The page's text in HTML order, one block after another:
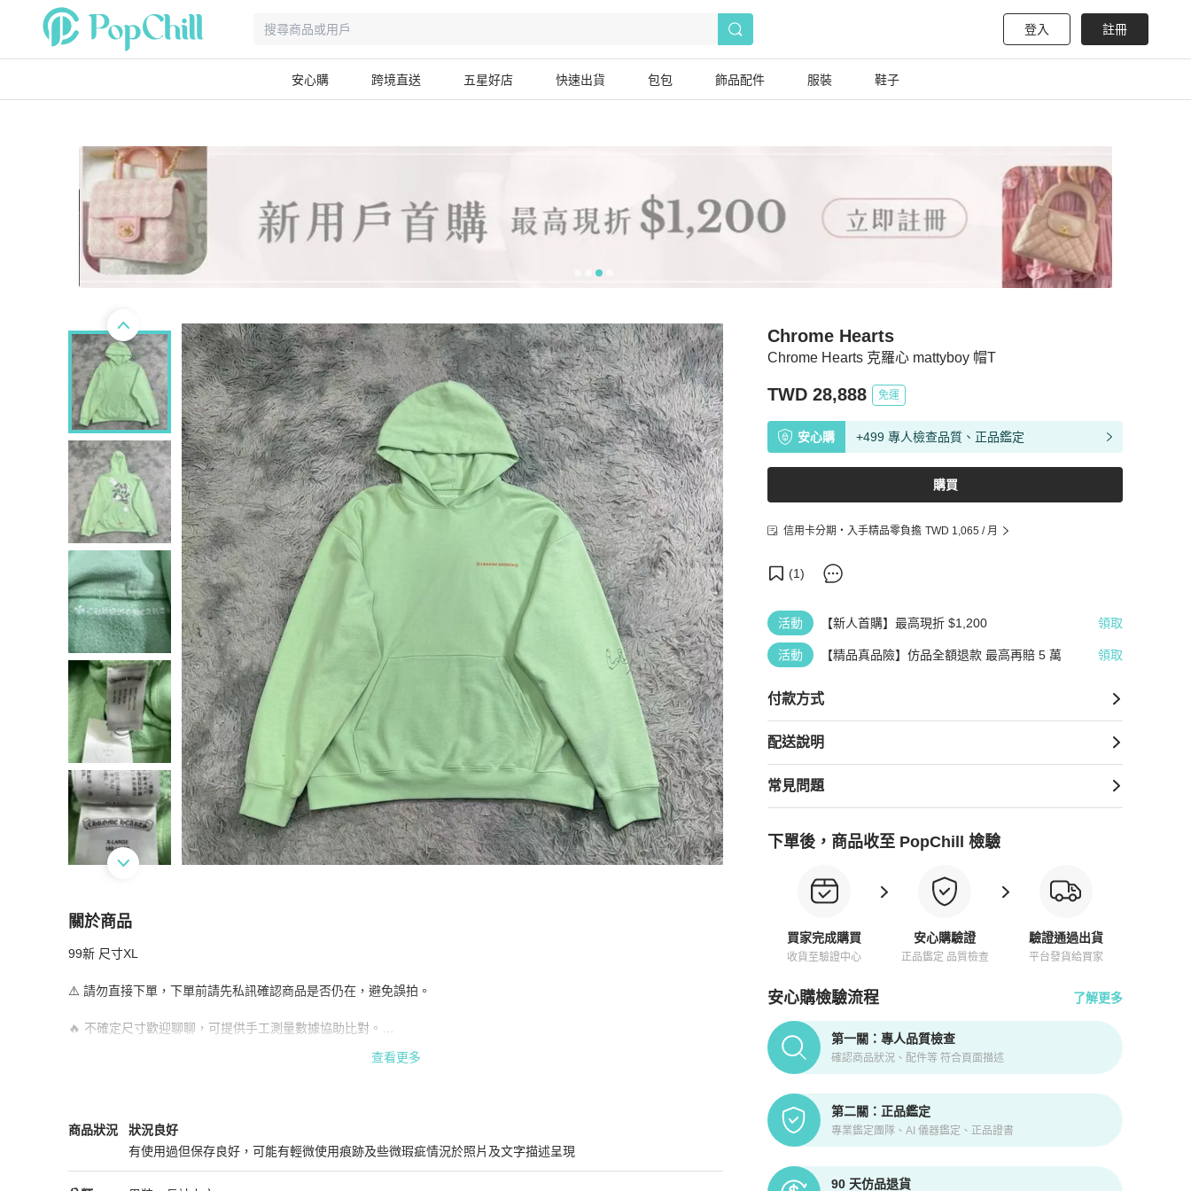
登入 註冊
安心購 跨境直送 五星好店 快速出貨 包包 飾品配件 服裝 鞋子
Chrome Hearts 克羅心 mattyboy 帽T
Chrome Hearts
TWD 28,888 免運
安心購 +499 專人檢查品質、正品鑑定
購買
信用卡分期・入手精品零負擔 TWD 1,065 / 月
(1)
活動 【新人首購】最高現折 $1,200 領取
活動 【精品真品險】仿品全額退款 最高再賠 5 萬 領取
付款方式
配送說明
常見問題
下單後，商品收至 PopChill 檢驗
買家完成購買
收貨至驗證中心
安心購驗證
正品鑑定 品質檢查
驗證通過出貨
平台發貨給買家
安心購檢驗流程 了解更多
PopChill拍拍圈正品驗證、安心購檢驗流程介紹
第一關：專人品質檢查
確認商品狀況、配件等 符合頁面描述
第二關：正品鑑定
專業鑑定團隊、AI 儀器鑑定、正品證書
90 天仿品退貨
關於商品
關於 Chrome Hearts 克羅心 mattyboy 帽T
99新 尺寸XL
⚠️ 請勿直接下單，下單前請先私訊確認商品是否仍在，避免誤拍。
🔥 不確定尺寸歡迎聊聊，可提供手工測量數據協助比對。
❗️ 二手商品售出恕不退換，請確認清楚再下單，感謝理解！
查看更多
商品狀況
Chrome Hearts男裝
狀況良好
有使用過但保存良好，可能有輕微使用痕跡及些微瑕疵情況於照片及文字描述呈現
狀況良好